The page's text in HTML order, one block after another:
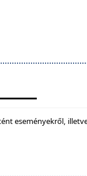
eseményekről,